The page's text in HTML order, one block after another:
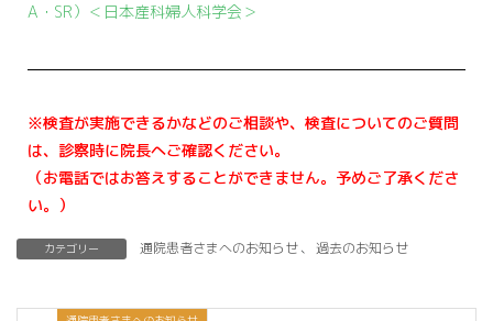
A・SR）＜日本産科婦人科学会＞
※検査が実施できるかなどのご相談や、検査についてのご質問
は、診察時に院長へご確認ください。
（お電話ではお答えすることができません。予めご了承くださ
い。）
カテゴリー 通院患者さまへのお知らせ、 過去のお知らせ